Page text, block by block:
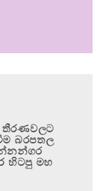
තීරණවලට
බරපතල
හිටපු මහ